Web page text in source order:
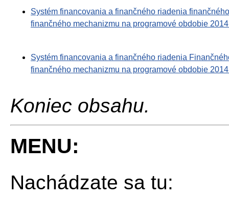
Systém financovania a finančného riadenia
finančného mechanizmu na programové obdobie
Systém financovania a finančného riadenia
finančného mechanizmu na programové obdobie
Koniec obsahu.
MENU:
Nachádzate sa tu: